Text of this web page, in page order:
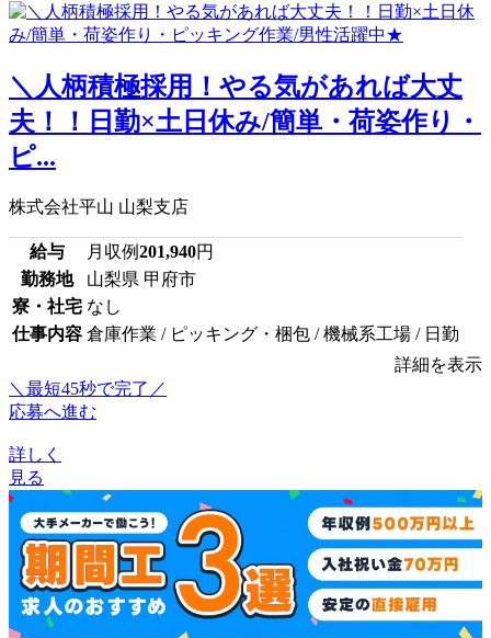
＼人柄積極採用！やる気があれば大丈
夫！！日勤×土日休み/簡単・荷姿作り・
ピ...
株式会社平山 山梨支店
給与 月収例201,940円
勤務地
山梨県 甲府市
寮・社宅 なし
仕事内容 倉庫作業 / ピッキング・梱包 / 機械系工場 / 日勤
詳細を表示
＼最短45秒で完了／
応募へ進む
詳しく
見る